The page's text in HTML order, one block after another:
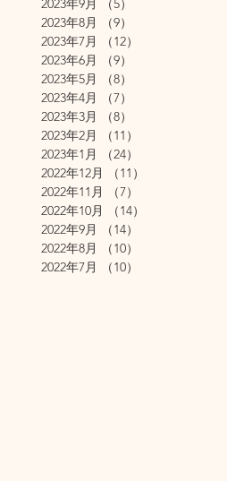
2023年9月
（5）
2023年8月
（9）
2023年7月
（12）
2023年6月
（9）
2023年5月
（8）
2023年4月
（7）
2023年3月
（8）
2023年2月
（11）
2023年1月
（24）
2022年12月
（11）
2022年11月
（7）
2022年10月
（14）
2022年9月
（14）
2022年8月
（10）
2022年7月
（10）